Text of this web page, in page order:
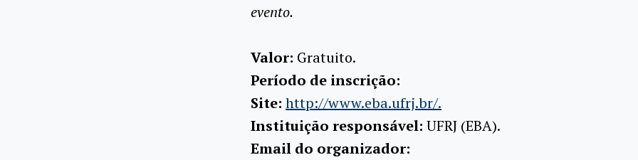
evento.
Valor: Gratuito.
Período de inscrição:
Site: http://www.eba.ufrj.br/.
Instituição responsável: UFRJ (EBA).
Email do organizador: